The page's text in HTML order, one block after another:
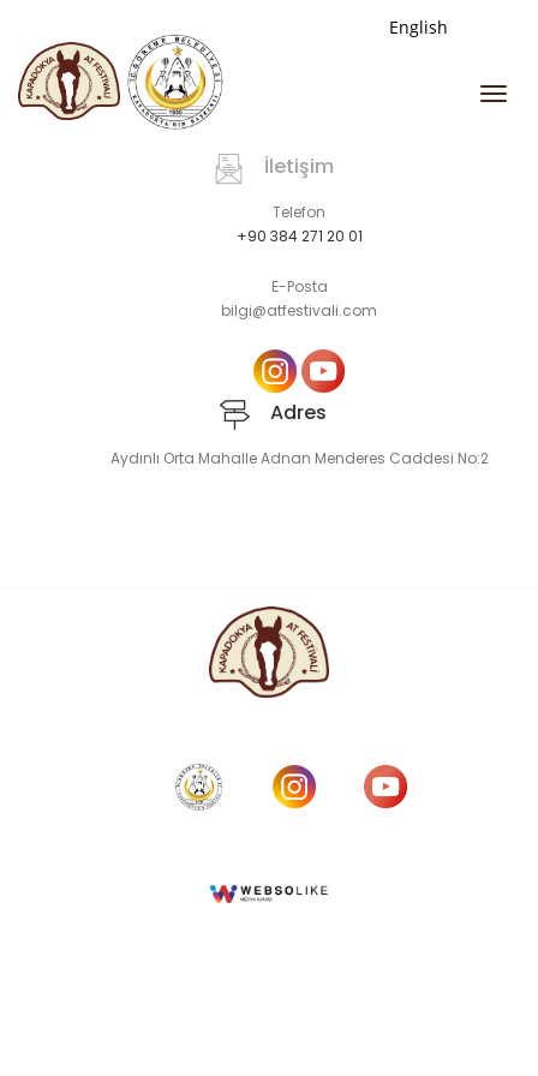
English
İletişim
Telefon
+90 384 271 20 01
E-Posta
bilgi@atfestivali.com
Adres
Aydınlı Orta Mahalle Adnan Menderes Caddesi No:2